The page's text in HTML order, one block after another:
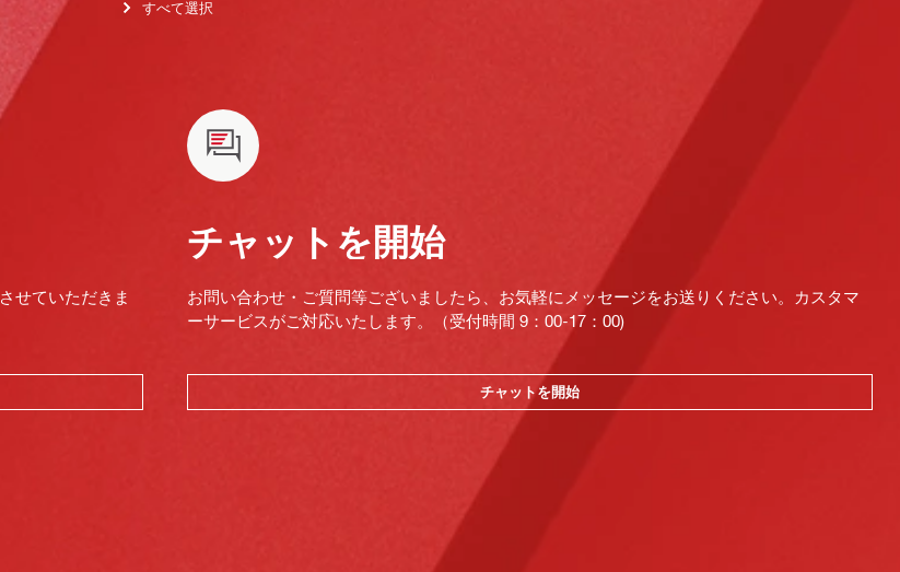
すべて選択
せていただきま
チャットを開始
お問い合わせ・ご質問等ございましたら、お気軽にメッセージをお送りください。カスタマ
ーサービスがご対応いたします。（受付時間 9：00-17：00)
チャットを開始